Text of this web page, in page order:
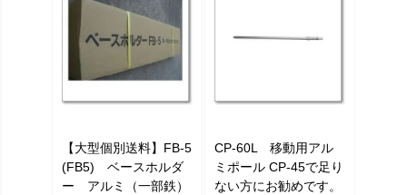
【大型個別送料】FB-5
(FB5) ベースホルダ
ー アルミ（一部鉄）
CP-60L 移動用アル
ミポール CP-45で足り
ない方にお勧めです。